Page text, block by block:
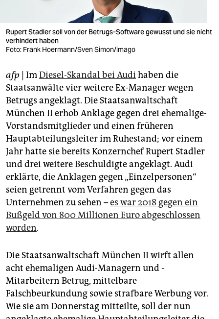
verlag
veranstaltungen
fragen & hilfe
unterstützen
abo
genossenschaft
epaper login
Rupert Stadler soll von der Betrugs-Software gewusst und sie nicht
verhindert haben
Foto: Frank Hoermann/Sven Simon/imago
afp | ImDiesel-Skandal bei Audihaben die
Staatsanwälte vier weitere Ex-Manager wegen
Betrugs angeklagt. Die Staatsanwaltschaft
München II erhob Anklage gegen drei ehemalige-
Vorstandsmitglieder und einen früheren
Hauptabteilungsleiter im Ruhestand; vor einem
Jahr hatte sie bereits Konzernchef Rupert Stadler
und drei weitere Beschuldigte angeklagt. Audi
erklärte, die Anklagen gegen „Einzelpersonen“
seien getrennt vom Verfahren gegen das
Unternehmen zu sehen –es war 2018 gegen ein
Bußgeld von 800 Millionen Euro abgeschlossen
worden.
Die Staatsanwaltschaft München II wirft allen
acht ehemaligen Audi-Managern und -
Mitarbeitern Betrug, mittelbare
Falschbeurkundung sowie strafbare Werbung vor.
Wie sie am Donnerstag mitteilte, soll der nun